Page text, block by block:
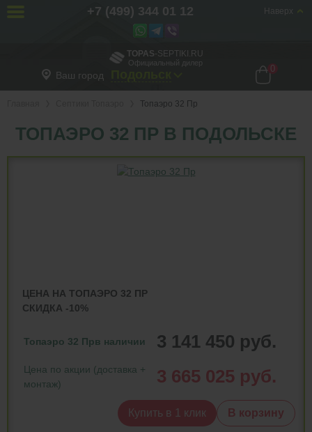
TOPAS-SEPTIKI.RU
Официальный дилер
Ваш город
0
Топаэро 32 Пр
ТОПАЭРО 32 ПР В ПОДОЛЬСКЕ
ЦЕНА НА ТОПАЭРО 32 ПР
СКИДКА -10%
Топаэро 32 Прв наличии 3 141 450 руб.
Цена по акции (доставка +
монтаж)
3 665 025 руб.
Купить в 1 клик В корзину
Наверх
+7 (499) 344 01 12